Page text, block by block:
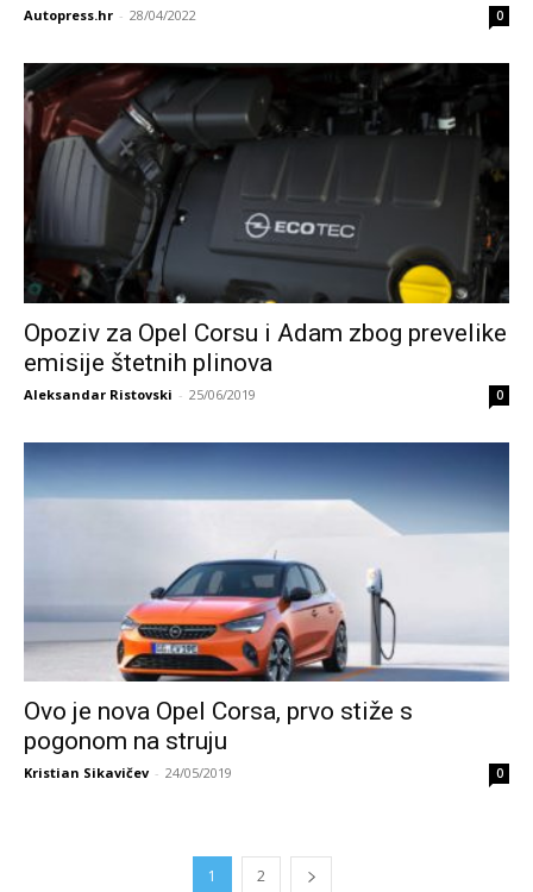
Autopress.hr - 28/04/2022 0
Opoziv za Opel Corsu i Adam zbog prevelike
emisije štetnih plinova
Aleksandar Ristovski - 25/06/2019 0
Ovo je nova Opel Corsa, prvo stiže s
pogonom na struju
Kristian Sikavičev - 24/05/2019 0
1 2